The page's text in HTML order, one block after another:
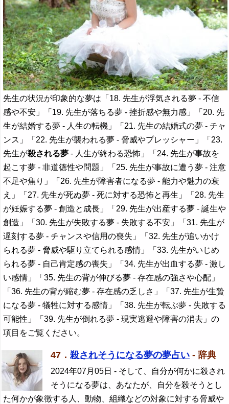
先生の状況が印象的な夢は「18. 先生が浮気される夢 - 不信
感や不安」「19. 先生が落ちる夢 - 挫折感や無力感」「20. 先
生が結婚する夢 - 人生の転機」「21. 先生の結婚式の夢 - チャ
ンス」「22. 先生が襲われる夢 - 脅威やプレッシャー」「23.
先生が殺される夢 - 人生が終わる恐怖」「24. 先生が事故を
起こす夢 - 非道徳性や問題」「25. 先生が事故に遭う夢 - 注意
不足や焦り」「26. 先生が障害者になる夢 - 能力や魅力の衰
え」「27. 先生が死ぬ夢 - 死に対する恐怖と再生」「28. 先生
が妊娠する夢 - 創造と成長」「29. 先生が出産する夢 - 誕生や
創造」「30. 先生が失敗する夢 - 失敗する不安」「31. 先生が
遅刻する夢 - チャンスや信用の喪失」「32. 先生が追いかけ
られる夢 - 脅威や駆り立てられる感情」「33. 先生がいじめ
られる夢 - 自己肯定感の喪失」「34. 先生が出血する夢 - 激し
い感情」「35. 先生の背が伸びる夢 - 存在感の強さや心配」
「36. 先生の背が縮む夢 - 存在感の乏しさ」「37. 先生が生贄
になる夢 - 犠牲に対する感情」「38. 先生が転ぶ夢 - 失敗する
可能性」「39. 先生が倒れる夢 - 現実逃避や障害の消去」の
項目をご覧ください。
47． 殺されそうになる夢の夢占い - 辞典
2024年07月05日 - そして、自分が何かに殺され
そうになる夢は、あなたが、自分を殺そうとし
た何かが象徴する人、動物、組織などの対象に対する脅威や